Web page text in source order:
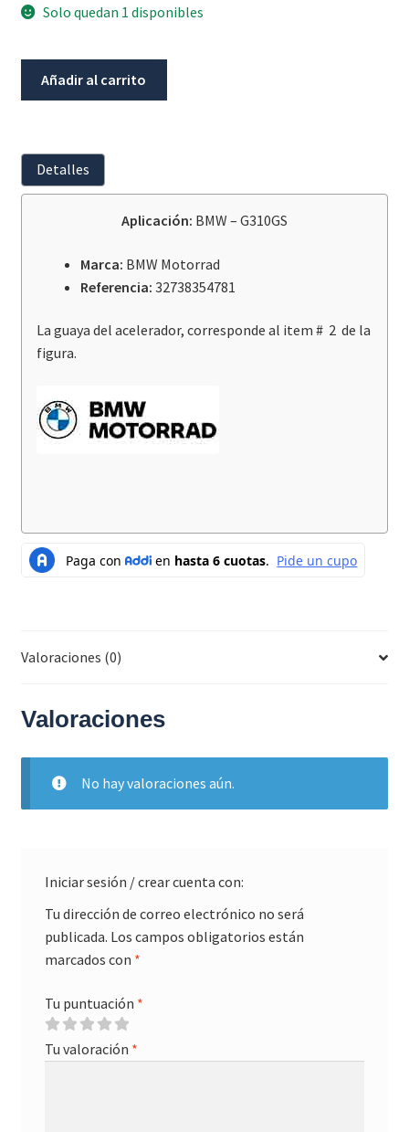
Solo quedan 1 disponibles
cantidad
Añadir al carrito
Detalles
Aplicación: BMW – G310GS
Marca: BMW Motorrad
Referencia: 32738354781
La guaya del acelerador, corresponde al item # 2 de la
figura.
Valoraciones (0)
Valoraciones
No hay valoraciones aún.
Iniciar sesión / crear cuenta con:
Tu dirección de correo electrónico no será
publicada. Los campos obligatorios están
marcados con *
Tu puntuación *
Tu valoración *